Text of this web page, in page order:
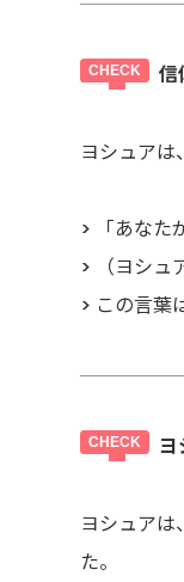
信
ヨシュアは
> 「あなた
> （ヨシュ
> この言葉
ヨシュア
た。